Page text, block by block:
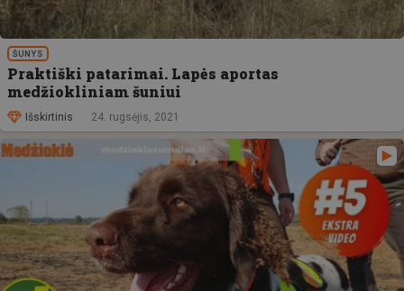
ŠUNYS
Praktiški patarimai. Lapės aportas
medžiokliniam šuniui
Išskirtinis 24. rugsėjis, 2021